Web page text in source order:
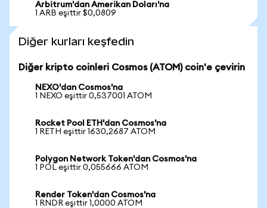
Arbitrum'dan Amerikan Doları'na
1 ARB eşittir $0,0809
Diğer kurları keşfedin
Diğer kripto coinleri Cosmos (ATOM) coin'e çevirin
NEXO'dan Cosmos'na
1 NEXO eşittir 0,537001 ATOM
Rocket Pool ETH'dan Cosmos'na
1 RETH eşittir 1630,2687 ATOM
Polygon Network Token'dan Cosmos'na
1 POL eşittir 0,055666 ATOM
Render Token'dan Cosmos'na
1 RNDR eşittir 1,0000 ATOM